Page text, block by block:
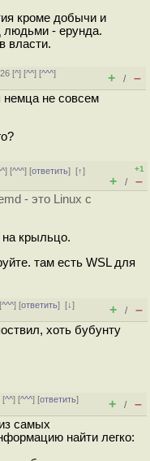
кроме добычи и
людьми - ерунда.
власти.
[^] [^^] [^^^]
+ / –
немца не совсем
] [^^^] [ответить][↑]
+1
+ / –
- это Linux с
крыльцо.
там есть WSL для
^^^] [ответить][↓]
+ / –
хоть бубунту
[^^] [^^^] [ответить]
+ / –
самых
найти легко: